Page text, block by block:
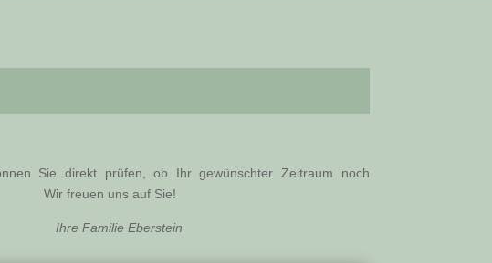
Sie direkt prüfen, ob Ihr gewünschter Zeitraum noch
Wir freuen uns auf Sie!
Eberstein